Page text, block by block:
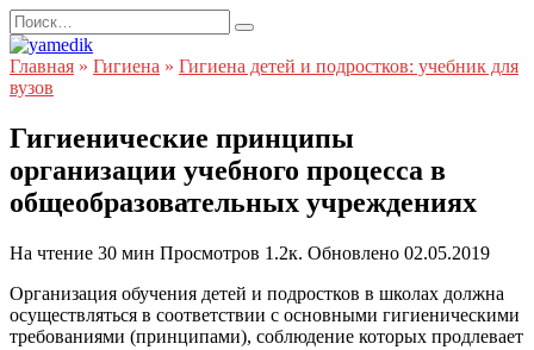
Перейти
к
содержанию
Search
for:
Главная » Гигиена » Гигиена детей и подростков: учебник для
вузов
Гигиенические принципы
организации учебного процесса в
общеобразовательных учреждениях
На чтение 30 мин Просмотров 1.2к. Обновлено 02.05.2019
Организация обучения детей и подростков в школах должна
осуществляться в соответствии с основными гигиеническими
требованиями (принципами), соблюдение которых продлевает